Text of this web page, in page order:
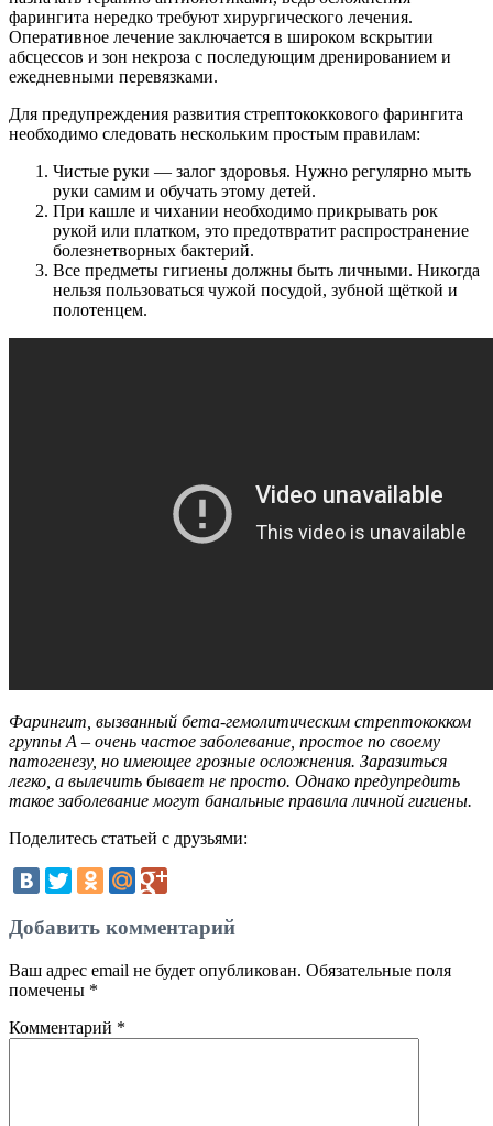
фарингита нередко требуют хирургического лечения.
Оперативное лечение заключается в широком вскрытии
абсцессов и зон некроза с последующим дренированием и
ежедневными перевязками.
Для предупреждения развития стрептококкового фарингита
необходимо следовать нескольким простым правилам:
Чистые руки — залог здоровья. Нужно регулярно мыть
руки самим и обучать этому детей.
При кашле и чихании необходимо прикрывать рок
рукой или платком, это предотвратит распространение
болезнетворных бактерий.
Все предметы гигиены должны быть личными. Никогда
нельзя пользоваться чужой посудой, зубной щёткой и
полотенцем.
Фарингит, вызванный бета-гемолитическим стрептококком
группы А – очень частое заболевание, простое по своему
патогенезу, но имеющее грозные осложнения. Заразиться
легко, а вылечить бывает не просто. Однако предупредить
такое заболевание могут банальные правила личной гигиены.
Поделитесь статьей с друзьями:
Добавить комментарий
Ваш адрес email не будет опубликован. Обязательные поля
помечены *
Комментарий *